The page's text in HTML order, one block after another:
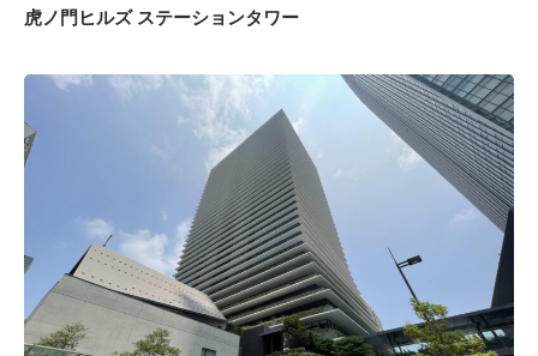
虎ノ門ヒルズ ステーションタワー